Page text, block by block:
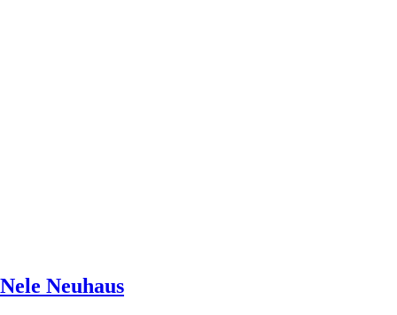
Nele Neuhaus